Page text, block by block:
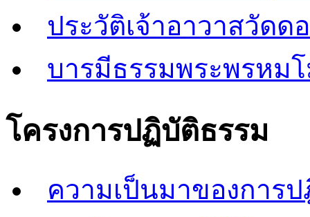
ประวัติเจ้าอาวาสวัดด
บารมีธรรมพระพรหม
โครงการปฏิบัติธรรม
ความเป็นมาของการ